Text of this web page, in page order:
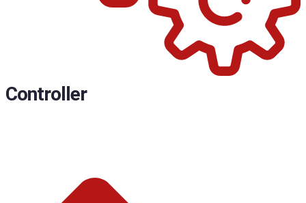
Controller